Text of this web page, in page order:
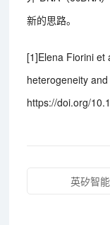
新的思路。
[1]Elena Fiorini et
heterogeneity
https://doi.org/
英矽智能